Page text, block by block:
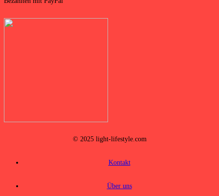
© 2025 light-lifestyle.com
Kontakt
Über uns